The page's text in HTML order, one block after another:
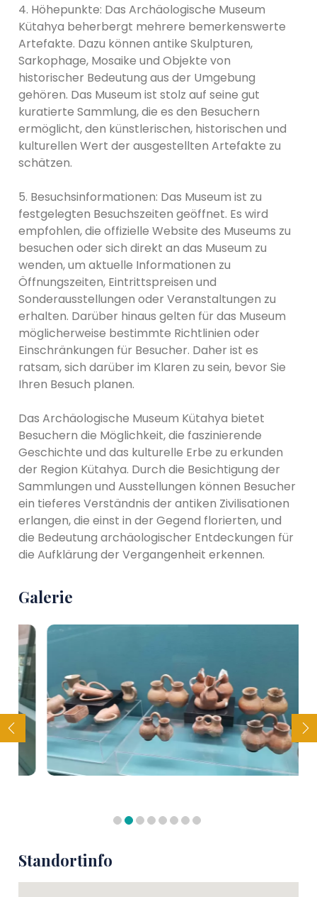
4. Höhepunkte: Das Archäologische Museum
Kütahya beherbergt mehrere bemerkenswerte
Artefakte. Dazu können antike Skulpturen,
Sarkophage, Mosaike und Objekte von
historischer Bedeutung aus der Umgebung
gehören. Das Museum ist stolz auf seine gut
kuratierte Sammlung, die es den Besuchern
ermöglicht, den künstlerischen, historischen und
kulturellen Wert der ausgestellten Artefakte zu
schätzen.
5. Besuchsinformationen: Das Museum ist zu
festgelegten Besuchszeiten geöffnet. Es wird
empfohlen, die offizielle Website des Museums zu
besuchen oder sich direkt an das Museum zu
wenden, um aktuelle Informationen zu
Öffnungszeiten, Eintrittspreisen und
Sonderausstellungen oder Veranstaltungen zu
erhalten. Darüber hinaus gelten für das Museum
möglicherweise bestimmte Richtlinien oder
Einschränkungen für Besucher. Daher ist es
ratsam, sich darüber im Klaren zu sein, bevor Sie
Ihren Besuch planen.
Das Archäologische Museum Kütahya bietet
Besuchern die Möglichkeit, die faszinierende
Geschichte und das kulturelle Erbe zu erkunden
der Region Kütahya. Durch die Besichtigung der
Sammlungen und Ausstellungen können Besucher
ein tieferes Verständnis der antiken Zivilisationen
erlangen, die einst in der Gegend florierten, und
die Bedeutung archäologischer Entdeckungen für
die Aufklärung der Vergangenheit erkennen.
Galerie
Standortinfo